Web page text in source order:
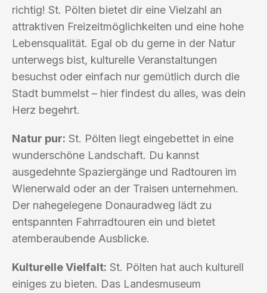
richtig! St. Pölten bietet dir eine Vielzahl an
attraktiven Freizeitmöglichkeiten und eine hohe
Lebensqualität. Egal ob du gerne in der Natur
unterwegs bist, kulturelle Veranstaltungen
besuchst oder einfach nur gemütlich durch die
Stadt bummelst – hier findest du alles, was dein
Herz begehrt.
Natur pur: St. Pölten liegt eingebettet in eine
wunderschöne Landschaft. Du kannst
ausgedehnte Spaziergänge und Radtouren im
Wienerwald oder an der Traisen unternehmen.
Der nahegelegene Donauradweg lädt zu
entspannten Fahrradtouren ein und bietet
atemberaubende Ausblicke.
Kulturelle Vielfalt: St. Pölten hat auch kulturell
einiges zu bieten. Das Landesmuseum